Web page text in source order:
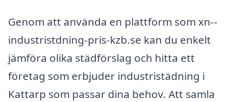
Genom att använda en plattform som xn--
industristdning-pris-kzb.se kan du enkelt
jämföra olika städförslag och hitta ett
företag som erbjuder industristädning i
Kattarp som passar dina behov. Att samla